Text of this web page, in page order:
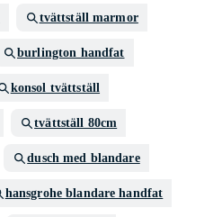
tvättställ marmor
burlington handfat
konsol tvättställ
tvättställ 80cm
dusch med blandare
hansgrohe blandare handfat